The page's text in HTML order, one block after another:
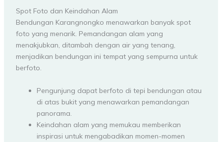
Spot Foto dan Keindahan Alam
Bendungan Karangnongko menawarkan banyak spot
foto yang menarik. Pemandangan alam yang
menakjubkan, ditambah dengan air yang tenang,
menjadikan bendungan ini tempat yang sempurna untuk
berfoto.
Pengunjung dapat berfoto di tepi bendungan atau
di atas bukit yang menawarkan pemandangan
panorama.
Keindahan alam yang memukau memberikan
inspirasi untuk mengabadikan momen-momen